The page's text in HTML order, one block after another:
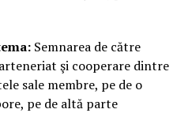
Semnarea de către
şi cooperare dintre
sale membre, pe de o
pe de altă parte